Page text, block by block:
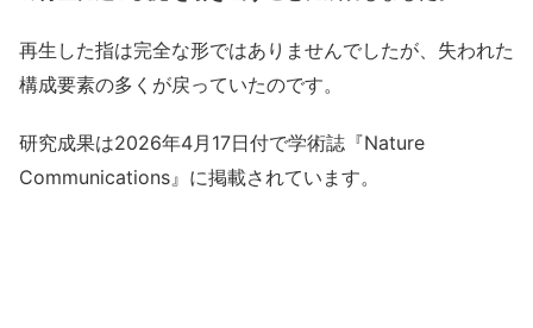
再生した指は完全な形ではありませんでしたが、失われた
構成要素の多くが戻っていたのです。
研究成果は2026年4月17日付で学術誌『Nature
Communications』に掲載されています。